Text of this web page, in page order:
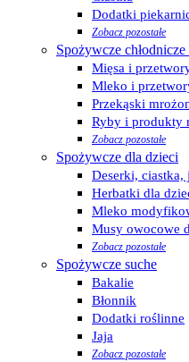
Dodatki
Zobacz pozostałe
Spożywcze
Mięsa i
Mleko i
Przekąski
Ryby i produkty
Zobacz pozostałe
Spożywcze dla dzieci
Deserki,
Herbatki dla
Mleko
Musy owocowe
Zobacz pozostałe
Spożywcze suche
Bakalie
Błonnik
Dodatki roślinne
Jaja
Zobacz pozostałe